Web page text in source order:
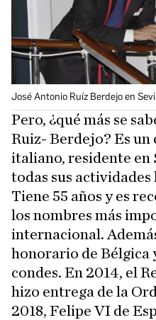
José Antonio Ruíz Berdejo en
Pero, ¿qué más se
Ruiz- Berdejo? Es
italiano, residente en
todas sus
Tiene 55 años y es
los nombres más
internacional.
honorario de Bélgica
condes. En 2014, el
hizo entrega de la
2018, Felipe VI de